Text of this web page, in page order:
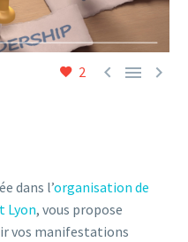
2   
dans l’organisation de
Lyon, vous propose
vos manifestations